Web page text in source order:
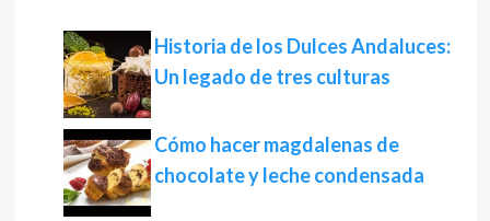
Historia de los Dulces Andaluces:
Un legado de tres culturas
Cómo hacer magdalenas de
chocolate y leche condensada